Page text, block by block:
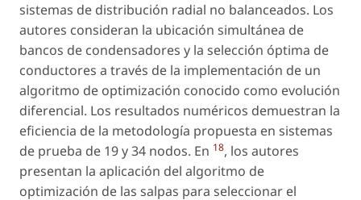
sistemas de distribución radial no balanceados. Los
autores consideran la ubicación simultánea de
bancos de condensadores y la selección óptima de
conductores a través de la implementación de un
algoritmo de optimización conocido como evolución
diferencial. Los resultados numéricos demuestran la
eficiencia de la metodología propuesta en sistemas
de prueba de 19 y 34 nodos. En 18, los autores
presentan la aplicación del algoritmo de
optimización de las salpas para seleccionar el